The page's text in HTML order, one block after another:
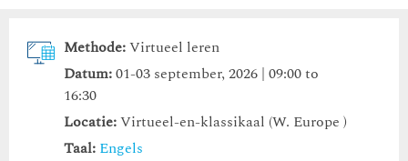
Methode:Virtueel leren
Datum:01-03 september, 2026 | 09:00 to
16:30
Locatie:Virtueel-en-klassikaal (W. Europe )
Taal: Engels